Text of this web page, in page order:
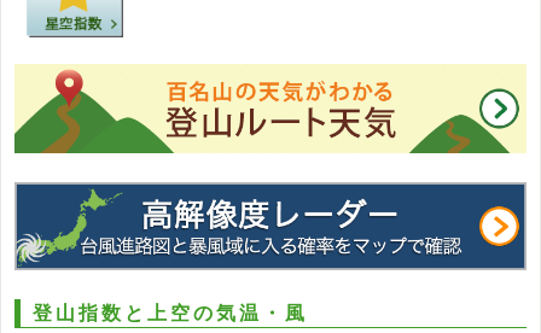
登山指数と上空の気温・風